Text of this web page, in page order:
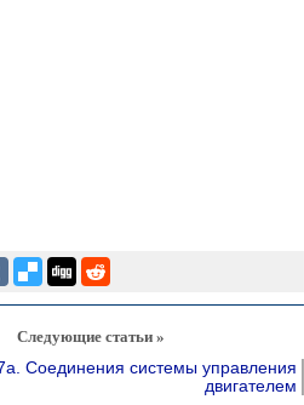
Следующие статьи »
Соединения системы управления
двигателем